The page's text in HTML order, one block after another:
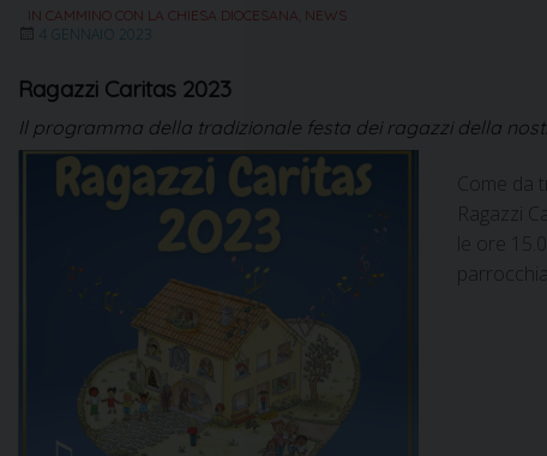
IN CAMMINO CON LA CHIESA DIOCESANA NEWS
4 GENNAIO 2023
Ragazzi Caritas 2023
Il programma della tradizionale festa dei ragazzi della
Come
Ragazzi
le ore